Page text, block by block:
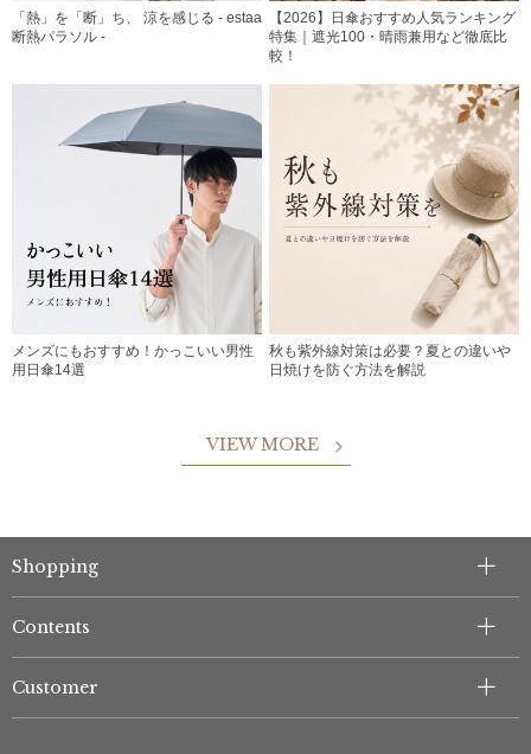
「熱」を「断」ち、 涼を感じる - estaa
断熱パラソル -
【2026】日傘おすすめ人気ランキング
特集｜遮光100・晴雨兼用など徹底比
較！
メンズにもおすすめ！かっこいい男性
用日傘14選
秋も紫外線対策は必要？夏との違いや
日焼けを防ぐ方法を解説
VIEW MORE
Shopping
Contents
Customer